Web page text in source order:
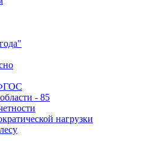
- 85
нагрузки